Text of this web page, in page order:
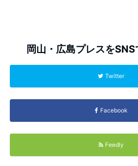
岡山・広島プレスをSNS
Twitter
Facebook
Feedly